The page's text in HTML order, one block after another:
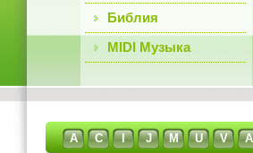
Библия
MIDI Музыка
A C I J M U V А